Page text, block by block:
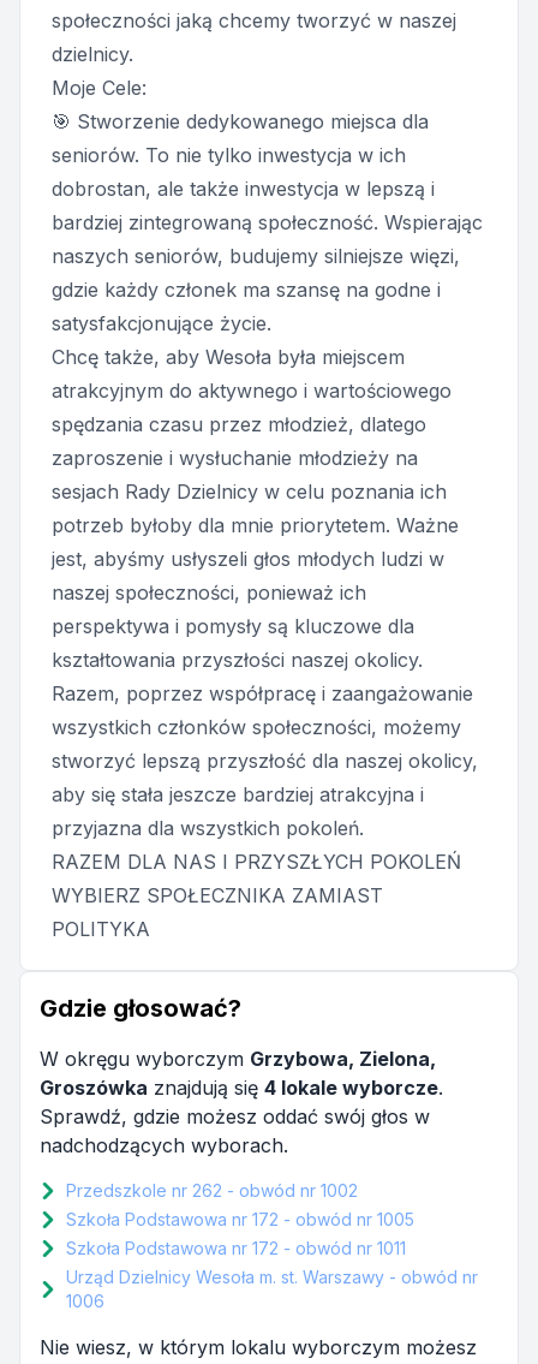
społeczności jaką chcemy tworzyć w naszej
dzielnicy.
Moje Cele:
🎯 Stworzenie dedykowanego miejsca dla
seniorów. To nie tylko inwestycja w ich
dobrostan, ale także inwestycja w lepszą i
bardziej zintegrowaną społeczność. Wspierając
naszych seniorów, budujemy silniejsze więzi,
gdzie każdy członek ma szansę na godne i
satysfakcjonujące życie.
Chcę także, aby Wesoła była miejscem
atrakcyjnym do aktywnego i wartościowego
spędzania czasu przez młodzież, dlatego
zaproszenie i wysłuchanie młodzieży na
sesjach Rady Dzielnicy w celu poznania ich
potrzeb byłoby dla mnie priorytetem. Ważne
jest, abyśmy usłyszeli głos młodych ludzi w
naszej społeczności, ponieważ ich
perspektywa i pomysły są kluczowe dla
kształtowania przyszłości naszej okolicy.
Razem, poprzez współpracę i zaangażowanie
wszystkich członków społeczności, możemy
stworzyć lepszą przyszłość dla naszej okolicy,
aby się stała jeszcze bardziej atrakcyjna i
przyjazna dla wszystkich pokoleń.
RAZEM DLA NAS I PRZYSZŁYCH POKOLEŃ
WYBIERZ SPOŁECZNIKA ZAMIAST
POLITYKA
Gdzie głosować?
W okręgu wyborczym Grzybowa, Zielona,
Groszówka znajdują się 4 lokale wyborcze.
Sprawdź, gdzie możesz oddać swój głos w
nadchodzących wyborach.
Przedszkole nr 262 - obwód nr 1002
Szkoła Podstawowa nr 172 - obwód nr 1005
Szkoła Podstawowa nr 172 - obwód nr 1011
Urząd Dzielnicy Wesoła m. st. Warszawy - obwód nr
1006
Nie wiesz, w którym lokalu wyborczym możesz